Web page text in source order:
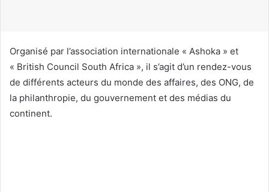
e
l
Organisé par l’association internationale « Ashoka » et
« British Council South Africa », il s’agit d’un rendez-vous
de différents acteurs du monde des affaires, des ONG, de
la philanthropie, du gouvernement et des médias du
continent.